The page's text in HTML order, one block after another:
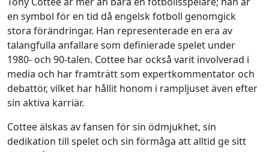
en symbol för en tid då engelsk fotboll genomgick
stora förändringar. Han representerade en era av
talangfulla anfallare som definierade spelet under
1980- och 90-talen. Cottee har också varit involverad i
media och har framträtt som expertkommentator och
debattör, vilket har hållit honom i rampljuset även efter
sin aktiva karriär.
Cottee älskas av fansen för sin ödmjukhet, sin
dedikation till spelet och sin förmåga att alltid ge sitt